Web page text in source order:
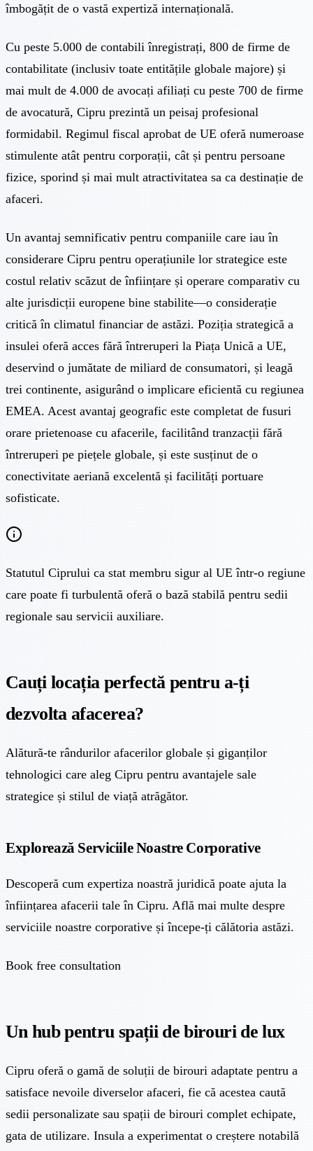
îmbogățit de o vastă expertiză internațională.
Cu peste 5.000 de contabili înregistrați, 800 de firme de
contabilitate (inclusiv toate entitățile globale majore) și
mai mult de 4.000 de avocați afiliați cu peste 700 de firme
de avocatură, Cipru prezintă un peisaj profesional
formidabil. Regimul fiscal aprobat de UE oferă numeroase
stimulente atât pentru corporații, cât și pentru persoane
fizice, sporind și mai mult atractivitatea sa ca destinație de
afaceri.
Un avantaj semnificativ pentru companiile care iau în
considerare Cipru pentru operațiunile lor strategice este
costul relativ scăzut de înființare și operare comparativ cu
alte jurisdicții europene bine stabilite—o considerație
critică în climatul financiar de astăzi. Poziția strategică a
insulei oferă acces fără întreruperi la Piața Unică a UE,
deservind o jumătate de miliard de consumatori, și leagă
trei continente, asigurând o implicare eficientă cu regiunea
EMEA. Acest avantaj geografic este completat de fusuri
orare prietenoase cu afacerile, facilitând tranzacții fără
întreruperi pe piețele globale, și este susținut de o
conectivitate aeriană excelentă și facilități portuare
sofisticate.
Statutul Ciprului ca stat membru sigur al UE într-o regiune
care poate fi turbulentă oferă o bază stabilă pentru sedii
regionale sau servicii auxiliare.
Cauți locația perfectă pentru a-ți
dezvolta afacerea?
Alătură-te rândurilor afacerilor globale și giganților
tehnologici care aleg Cipru pentru avantajele sale
strategice și stilul de viață atrăgător.
Explorează Serviciile Noastre Corporative
Descoperă cum expertiza noastră juridică poate ajuta la
înființarea afacerii tale în Cipru. Află mai multe despre
serviciile noastre corporative și începe-ți călătoria astăzi.
Book free consultation
Un hub pentru spații de birouri de lux
Cipru oferă o gamă de soluții de birouri adaptate pentru a
satisface nevoile diverselor afaceri, fie că acestea caută
sedii personalizate sau spații de birouri complet echipate,
gata de utilizare. Insula a experimentat o creștere notabilă